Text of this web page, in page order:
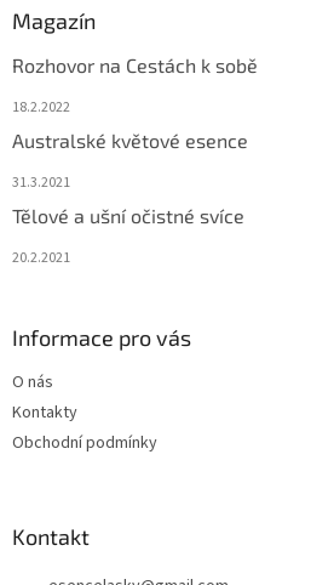
Magazín
Rozhovor na Cestách k sobě
18.2.2022
Australské květové esence
31.3.2021
Tělové a ušní očistné svíce
20.2.2021
Informace pro vás
O nás
Kontakty
Obchodní podmínky
Kontakt